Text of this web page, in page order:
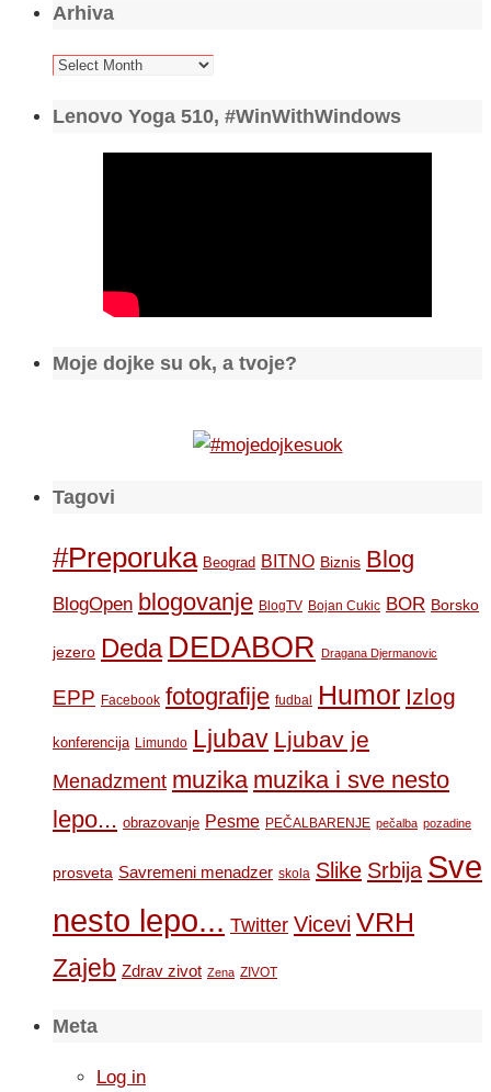
Arhiva
Arhiva
Lenovo Yoga 510, #WinWithWindows
Moje dojke su ok, a tvoje?
Tagovi
#Preporuka Beograd BITNO Biznis Blog
BlogOpen blogovanje BlogTV Bojan Cukic BOR Borsko
jezero Deda DEDABOR Dragana Djermanovic
EPP Facebook fotografije fudbal Humor Izlog
konferencija Limundo Ljubav Ljubav je
Menadzment muzika muzika i sve nesto
lepo... obrazovanje Pesme PEČALBARENJE pečalba pozadine
prosveta Savremeni menadzer skola Slike Srbija Sve
nesto lepo... Twitter Vicevi VRH
Zajeb Zdrav zivot Zena ZIVOT
Meta
Log in